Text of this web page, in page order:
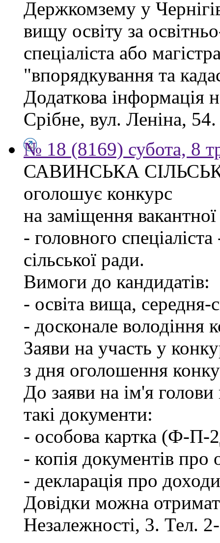
Держкомзему у
вищу освіту за
спеціаліста або
"впорядкування та
Додаткова інформація
Срібне, вул. Леніна,
№ 18 (8169) субота, 8
САВИНСЬКА
оголошує конкурс
на заміщення
- головного
сільської ради.
Вимоги до кандидатів:
- освіта вища, середня-
- досконале
Заяви на участь у
з дня оголошення
До заяви на ім'я голови
такі документи:
- особова картка (Ф-
- копія документів про
- декларація про
Довідки можна
Незалежності, 3. Тел.